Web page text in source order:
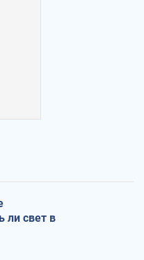
ли свет в